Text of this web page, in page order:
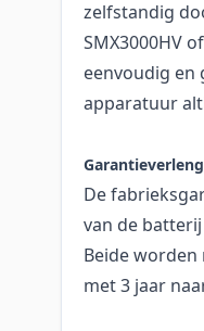
zelfstandig
SMX3000HV
eenvoudig en
apparatuur
De
van de
Beide worden
met 3 jaar